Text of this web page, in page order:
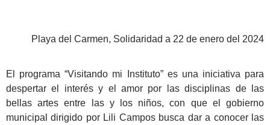
Playa del Carmen, Solidaridad a 22 de enero del 2024
El programa “Visitando mi Instituto” es una iniciativa para
despertar el interés y el amor por las disciplinas de las
bellas artes entre las y los niños, con que el gobierno
municipal dirigido por Lili Campos busca dar a conocer las